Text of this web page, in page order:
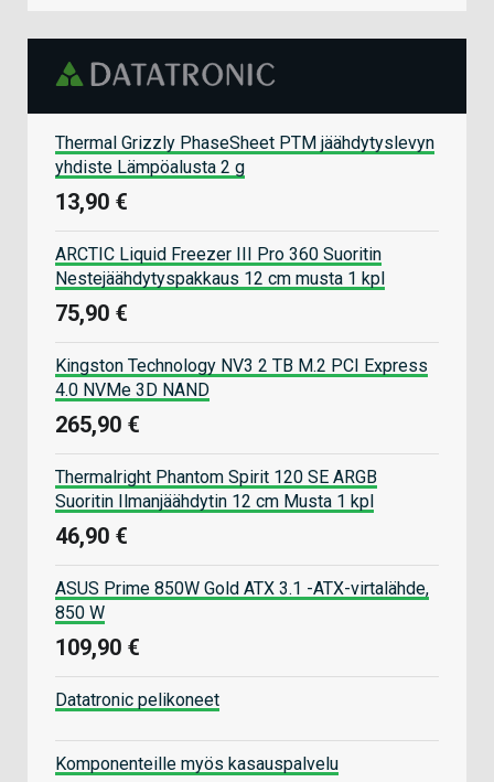
Thermal Grizzly PhaseSheet PTM jäähdytyslevyn
yhdiste Lämpöalusta 2 g
13,90 €
ARCTIC Liquid Freezer III Pro 360 Suoritin
Nestejäähdytyspakkaus 12 cm musta 1 kpl
75,90 €
Kingston Technology NV3 2 TB M.2 PCI Express
4.0 NVMe 3D NAND
265,90 €
Thermalright Phantom Spirit 120 SE ARGB
Suoritin Ilmanjäähdytin 12 cm Musta 1 kpl
46,90 €
ASUS Prime 850W Gold ATX 3.1 -ATX-virtalähde,
850 W
109,90 €
Datatronic pelikoneet
Komponenteille myös kasauspalvelu